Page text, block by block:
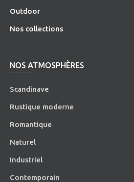
Outdoor
Nos collections
NOS ATMOSPHÈRES
Scandinave
Rustique moderne
Romantique
Naturel
Industriel
Contemporain